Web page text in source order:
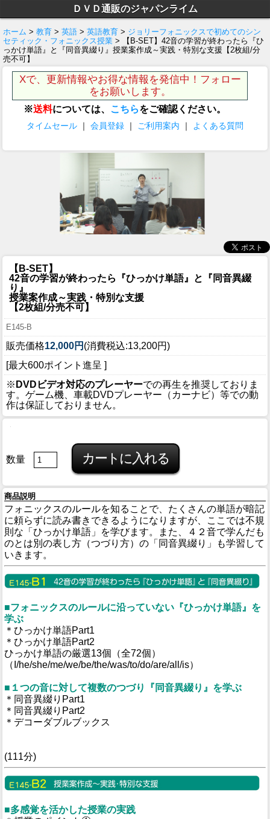
ＤＶＤ通販のジャパンライム
ホーム > 教育 > 英語 > 英語教育 > ジョリーフォニックスで初めてのシン
セティック・フォニックス授業 > 【B-SET】42音の学習が終わったら『ひ
っかけ単語』と『同音異綴り』授業案作成～実践・特別な支援【2枚組/分
売不可】
Xで、更新情報やお得な情報を発信中！フォロー
をお願いします。
※送料については、 こちらをご確認ください。
タイムセール ｜ 会員登録 ｜ ご利用案内 ｜ よくある質問
【B-SET】
42音の学習が終わったら『ひっかけ単語』と『同音異綴
り』
授業案作成～実践・特別な支援
【2枚組/分売不可】
E145-B
販売価格12,000円 (消費税込:13,200円)
[最大600ポイント進呈 ]
※ DVDビデオ対応のプレーヤーでの再生を推奨しておりま
す。ゲーム機、車載DVDプレーヤー（カーナビ）等での動
作は保証しておりません。
数量
商品説明
フォニックスのルールを知ることで、たくさんの単語が暗記
に頼らずに読み書きできるようになりますが、ここでは不規
則な「ひっかけ単語」を学びます。また、４２音で学んだも
のとは別の表し方（つづり方）の「同音異綴り」も学習して
いきます。
■フォニックスのルールに沿っていない『ひっかけ単語』を
学ぶ
＊ひっかけ単語Part1
＊ひっかけ単語Part2
ひっかけ単語の厳選13個（全72個）
（I/he/she/me/we/be/the/was/to/do/are/all/is）
■１つの音に対して複数のつづり『同音異綴り』を学ぶ
＊同音異綴りPart1
＊同音異綴りPart2
＊デコーダブルブックス
(111分)
■多感覚を活かした授業の実践